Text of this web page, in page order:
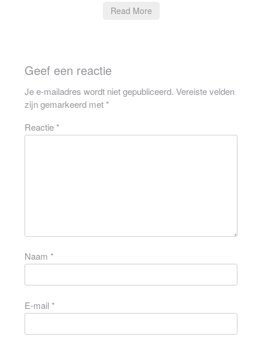
Read More
Geef een reactie
Je e-mailadres wordt niet gepubliceerd. Vereiste velden
zijn gemarkeerd met*
Reactie*
Naam*
E-mail*